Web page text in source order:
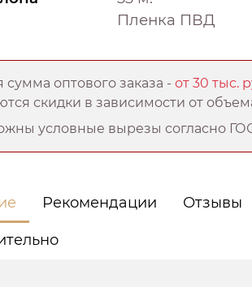
Пленка ПВД
оптового заказа -от 30 тыс.
скидки в зависимости от
условные вырезы согласно
Рекомендации Отзывы